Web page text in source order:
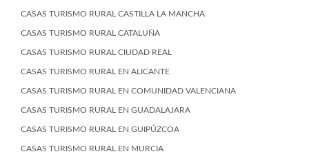
CASAS TURISMO RURAL CASTILLA LA MANCHA
CASAS TURISMO RURAL CATALUÑA
CASAS TURISMO RURAL CIUDAD REAL
CASAS TURISMO RURAL EN ALICANTE
CASAS TURISMO RURAL EN COMUNIDAD VALENCIANA
CASAS TURISMO RURAL EN GUADALAJARA
CASAS TURISMO RURAL EN GUIPÚZCOA
CASAS TURISMO RURAL EN MURCIA